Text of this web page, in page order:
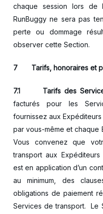
chaque session lors de
RunBuggy ne sera pas
perte ou dommage
observer cette Section.
7 Tarifs, honoraires et
7.1 Tarifs des
facturés pour les
fournissez aux Expéditeurs
par vous-même et chaque
Vous convenez que
transport aux
est en application d’un
au minimum, des
obligations de paiement
Services de transport. Le